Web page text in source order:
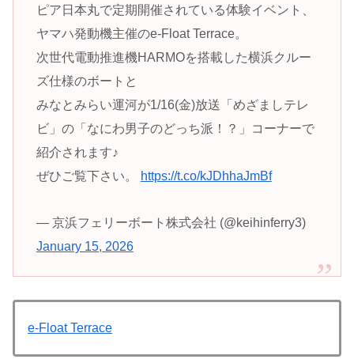
ピア日本丸で定期開催されている体験イベント、
ヤマハ発動機主催のe-Float Terrace。
次世代電動推進機HARMOを搭載した横浜クルー
ズ仕様のボートと
みなとみらい運河が1/16(金)放送「めざましテレ
ビ」の「なにわ男子のどっち派！？」コーナーで
紹介されます♪
ぜひご覧下さい。
https://t.co/kJDhhaJmBf
— 京浜フェリーボート株式会社 (@keihinferry3)
January 15, 2026
e-Float Terrace